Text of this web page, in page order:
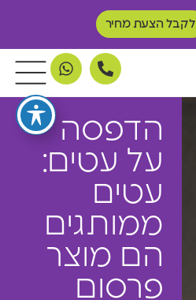
לקבל הצעת מחיר
הדפסה
על עטים:
עטים
ממותגים
הם מוצר
פרסום